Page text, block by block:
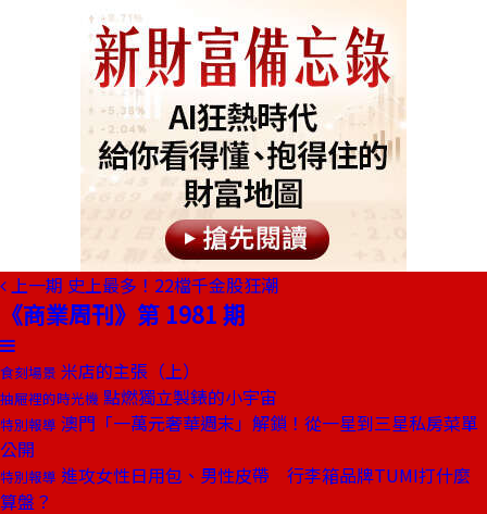
上一期 史上最多！22檔千金股狂潮
《商業周刊》第 1981 期
食刻場景 米店的主張（上）
抽屜裡的時光機 點燃獨立製錶的小宇宙
特別報導 澳門「一萬元奢華週末」解鎖！從一星到三星私房菜單
公開
特別報導 進攻女性日用包、男性皮帶 行李箱品牌TUMI打什麼
算盤？